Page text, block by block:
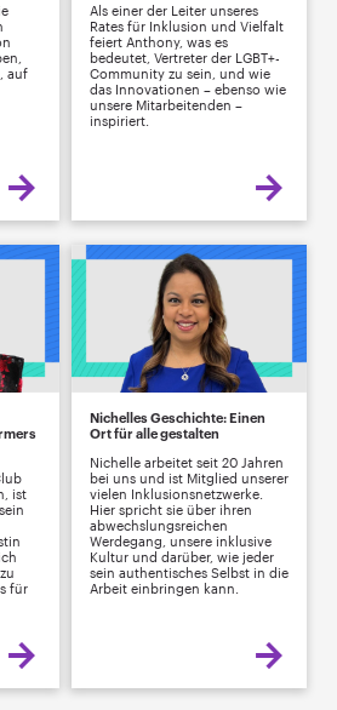
auf
Als einer der Leiter unseres
Rates für Inklusion und Vielfalt
feiert Anthony, was es
bedeutet, Vertreter der LGBT+-
Community zu sein, und wie
das Innovationen – ebenso wie
unsere Mitarbeitenden –
inspiriert.
ist
für
Nichelles Geschichte: Einen
Ort für alle gestalten
Nichelle arbeitet seit 20 Jahren
bei uns und ist Mitglied unserer
vielen Inklusionsnetzwerke.
Hier spricht sie über ihren
abwechslungsreichen
Werdegang, unsere inklusive
Kultur und darüber, wie jeder
sein authentisches Selbst in die
Arbeit einbringen kann.